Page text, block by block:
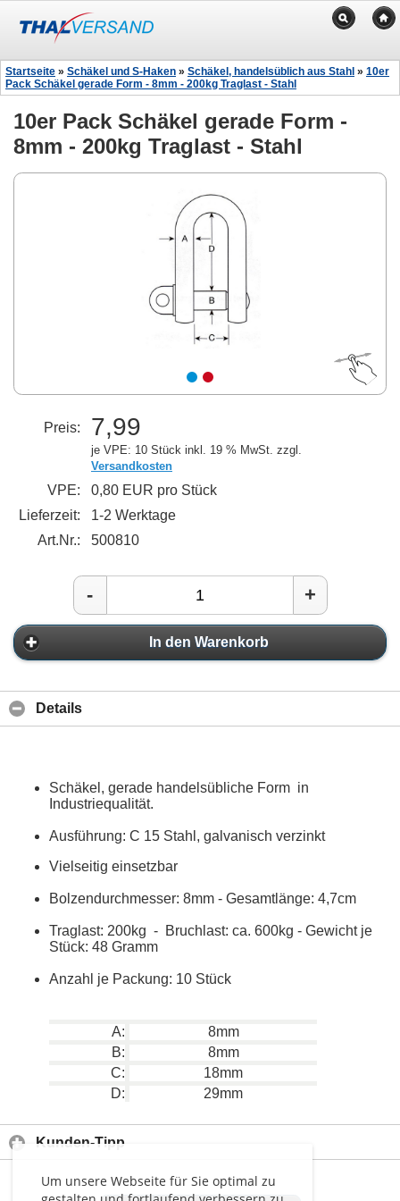
Um unsere Webseite für Sie optimal zu
Startseite » Schäkel und S-Haken » Schäkel, handelsüblich aus Stahl » 10er
Pack Schäkel gerade Form - 8mm - 200kg Traglast - Stahl
10er Pack Schäkel gerade Form -
8mm - 200kg Traglast - Stahl
Preis: 7,99
je VPE: 10 Stück inkl. 19 % MwSt. zzgl.
Versandkosten
VPE:
0,80 EUR pro Stück
Lieferzeit:
1-2 Werktage
Art.Nr.:
500810
- +
In den Warenkorb
Details
Schäkel, gerade handelsübliche Form in
Industriequalität.
Ausführung: C 15 Stahl, galvanisch verzinkt
Vielseitig einsetzbar
Bolzendurchmesser: 8mm - Gesamtlänge: 4,7cm
Traglast: 200kg - Bruchlast: ca. 600kg - Gewicht je
Stück: 48 Gramm
Anzahl je Packung: 10 Stück
A:
8mm
B:
8mm
C:
18mm
D:
29mm
Kunden-Tipp